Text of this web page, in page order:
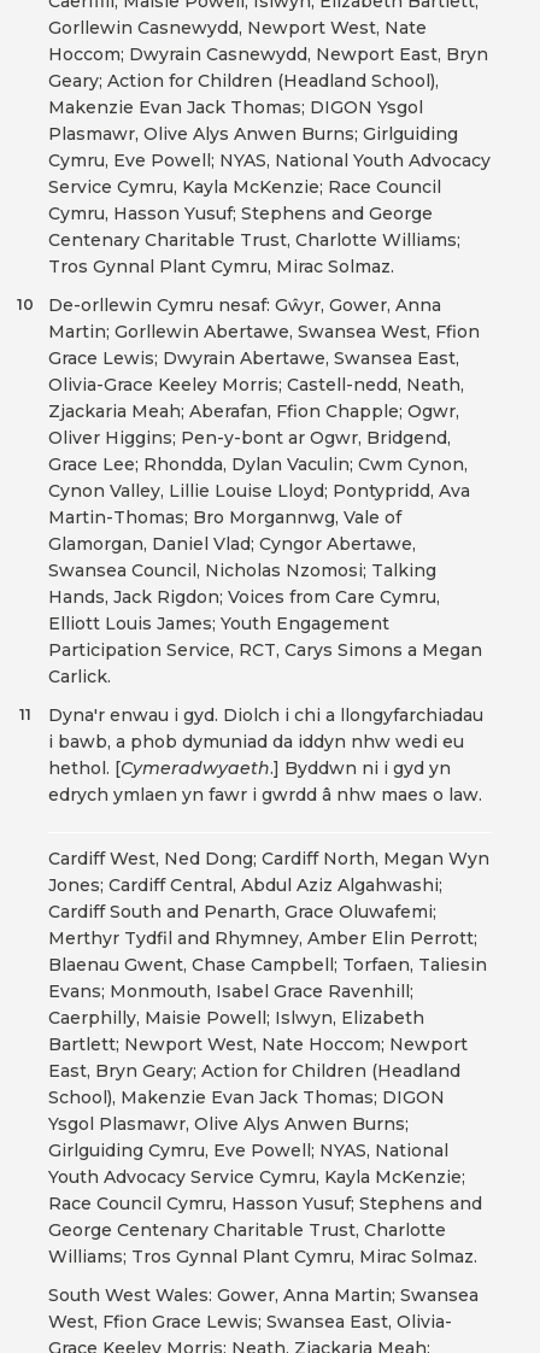
Gorllewin Casnewydd, Newport West, Nate
Hoccom; Dwyrain Casnewydd, Newport East, Bryn
Geary; Action for Children (Headland School),
Makenzie Evan Jack Thomas; DIGON Ysgol
Plasmawr, Olive Alys Anwen Burns; Girlguiding
Cymru, Eve Powell; NYAS, National Youth Advocacy
Service Cymru, Kayla McKenzie; Race Council
Cymru, Hasson Yusuf; Stephens and George
Centenary Charitable Trust, Charlotte Williams;
Tros Gynnal Plant Cymru, Mirac Solmaz.
De-orllewin Cymru nesaf: Gŵyr, Gower, Anna
Martin; Gorllewin Abertawe, Swansea West, Ffion
Grace Lewis; Dwyrain Abertawe, Swansea East,
Olivia-Grace Keeley Morris; Castell-nedd, Neath,
Zjackaria Meah; Aberafan, Ffion Chapple; Ogwr,
Oliver Higgins; Pen-y-bont ar Ogwr, Bridgend,
Grace Lee; Rhondda, Dylan Vaculin; Cwm Cynon,
Cynon Valley, Lillie Louise Lloyd; Pontypridd, Ava
Martin-Thomas; Bro Morgannwg, Vale of
Glamorgan, Daniel Vlad; Cyngor Abertawe,
Swansea Council, Nicholas Nzomosi; Talking
Hands, Jack Rigdon; Voices from Care Cymru,
Elliott Louis James; Youth Engagement
Participation Service, RCT, Carys Simons a Megan
Carlick.
10
Dyna'r enwau i gyd. Diolch i chi a llongyfarchiadau
i bawb, a phob dymuniad da iddyn nhw wedi eu
hethol. [Cymeradwyaeth.] Byddwn ni i gyd yn
edrych ymlaen yn fawr i gwrdd â nhw maes o law.
11
Cardiff West, Ned Dong; Cardiff North, Megan Wyn
Jones; Cardiff Central, Abdul Aziz Algahwashi;
Cardiff South and Penarth, Grace Oluwafemi;
Merthyr Tydfil and Rhymney, Amber Elin Perrott;
Blaenau Gwent, Chase Campbell; Torfaen, Taliesin
Evans; Monmouth, Isabel Grace Ravenhill;
Caerphilly, Maisie Powell; Islwyn, Elizabeth
Bartlett; Newport West, Nate Hoccom; Newport
East, Bryn Geary; Action for Children (Headland
School), Makenzie Evan Jack Thomas; DIGON
Ysgol Plasmawr, Olive Alys Anwen Burns;
Girlguiding Cymru, Eve Powell; NYAS, National
Youth Advocacy Service Cymru, Kayla McKenzie;
Race Council Cymru, Hasson Yusuf; Stephens and
George Centenary Charitable Trust, Charlotte
Williams; Tros Gynnal Plant Cymru, Mirac Solmaz.
South West Wales: Gower, Anna Martin; Swansea
West, Ffion Grace Lewis; Swansea East, Olivia-
Grace Keeley Morris; Neath, Zjackaria Meah;